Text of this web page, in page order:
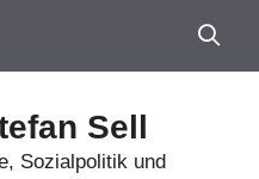
Sell
Sozialpolitik und